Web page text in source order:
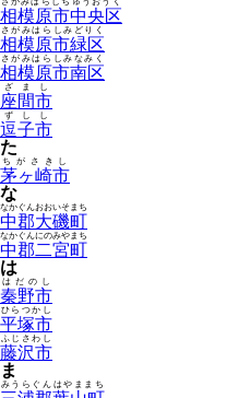
相模原市中央区
相模原市緑区
さがみはらしみどりく
相模原市南区
さがみはらしみなみく
座間市
ざまし
逗子市
ずしし
た
茅ヶ崎市
ちがさきし
な
中郡大磯町
なかぐんおおいそまち
中郡二宮町
なかぐんにのみやまち
は
秦野市
はだのし
平塚市
ひらつかし
藤沢市
ふじさわし
ま
みうらぐんはやままち